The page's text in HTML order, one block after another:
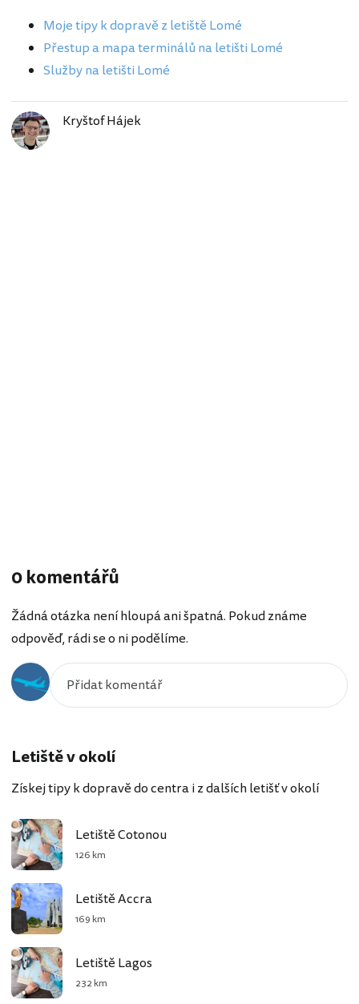
Moje tipy k dopravě z letiště Lomé
Přestup a mapa terminálů na letišti Lomé
Služby na letišti Lomé
Kryštof Hájek
0 komentářů
Žádná otázka není hloupá ani špatná. Pokud známe
odpověď, rádi se o ni podělíme.
Letiště v okolí
Získej tipy k dopravě do centra i z dalších letišť v okolí
Letiště Cotonou
126 km
Letiště Accra
169 km
Letiště Lagos
232 km